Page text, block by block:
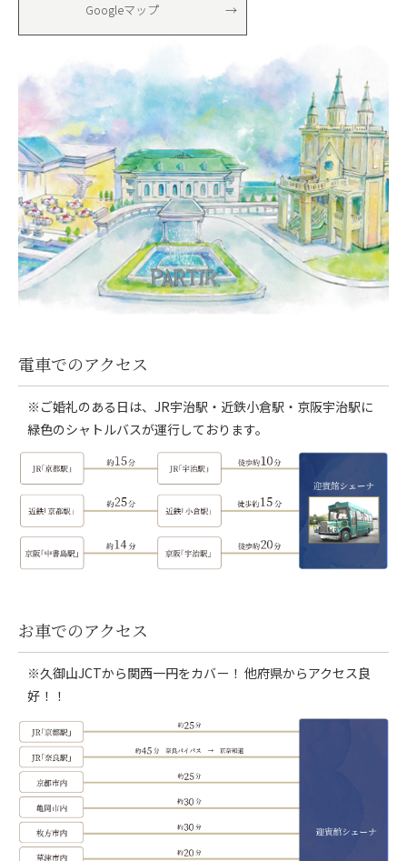
Googleマップ
電車でのアクセス
※ご婚礼のある日は、JR宇治駅・近鉄小倉駅・京阪宇治駅に
緑色のシャトルバスが運行しております。
お車でのアクセス
※久御山JCTから関西一円をカバー！ 他府県からアクセス良
好！！